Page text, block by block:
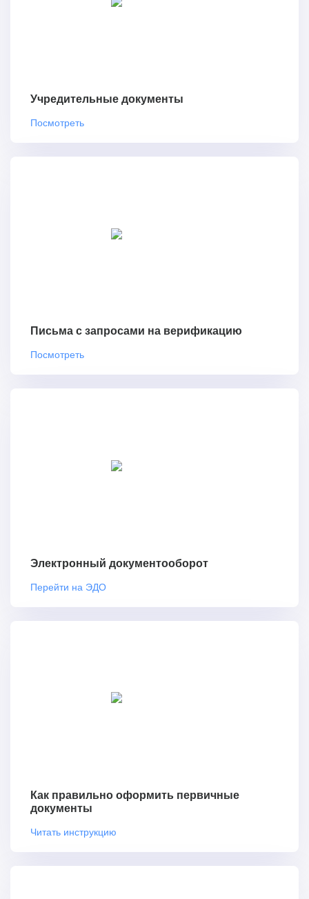
Учредительные документы
Посмотреть
Письма с запросами на верификацию
Посмотреть
Электронный документооборот
Перейти на ЭДО
Как правильно оформить первичные
документы
Читать инструкцию